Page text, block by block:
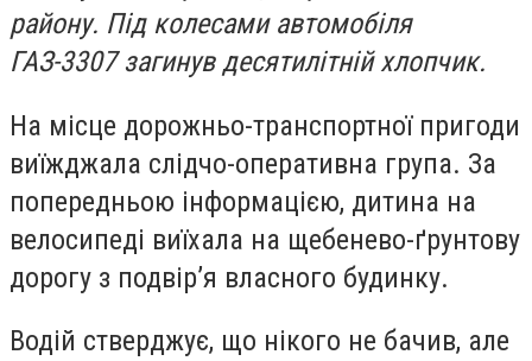
району. Під колесами автомобіля
ГАЗ-3307 загинув десятилітній хлопчик.
На місце дорожньо-транспортної пригоди
виїжджала слідчо-оперативна група. За
попередньою інформацією, дитина на
велосипеді виїхала на щебенево-ґрунтову
дорогу з подвір’я власного будинку.
Водій стверджує, що нікого не бачив, але